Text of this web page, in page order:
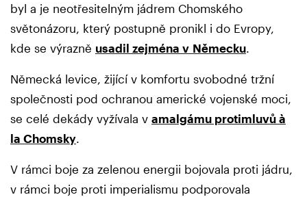
byl a je neotřesitelným jádrem Chomského
světonázoru, který postupně pronikl i do Evropy,
kde se výrazně usadil zejména v Německu.
Německá levice, žijící v komfortu svobodné tržní
společnosti pod ochranou americké vojenské moci,
se celé dekády vyžívala v amalgámu protimluvů à
la Chomsky.
V rámci boje za zelenou energii bojovala proti jádru,
v rámci boje proti imperialismu podporovala